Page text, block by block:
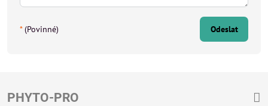
*(Povinné) Odeslat
PHYTO-PRO